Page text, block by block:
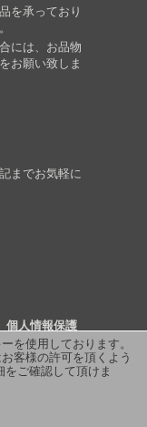
を使用しております。
客様の許可を頂くよう
ご確認して頂けま
を承っており
には、お品物
お願い致しま
までお気軽に
個人情報保護
合わせ RSS